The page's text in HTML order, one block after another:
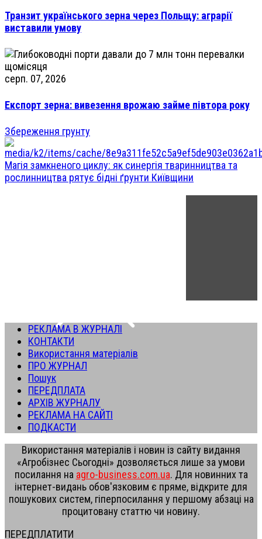
Транзит українського зерна через Польщу: аграрії
виставили умову
серп. 07, 2026
Експорт зерна: вивезення врожаю займе півтора року
Збереження грунту
Магія замкненого циклу: як синергія тваринництва та
рослинництва рятує бідні ґрунти Київщини
РЕКЛАМА В ЖУРНАЛІ
КОНТАКТИ
Використання матеріалів
ПРО ЖУРНАЛ
Пошук
ПЕРЕДПЛАТА
АРХІВ ЖУРНАЛУ
РЕКЛАМА НА САЙТІ
ПОДКАСТИ
Використання матеріалів і новин із сайту видання
«Агробізнес Сьогодні» дозволяється лише за умови
посилання на agro-business.com.ua. Для новинних та
інтернет-видань обов'язковим є пряме, відкрите для
пошукових систем, гіперпосилання у першому абзаці на
процитовану статтю чи новину.
ПЕРЕДПЛАТИТИ